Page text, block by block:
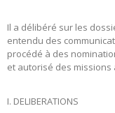
Il a délibéré sur les
entendu des
procédé à des
et autorisé des missions
I. DELIBERATIONS